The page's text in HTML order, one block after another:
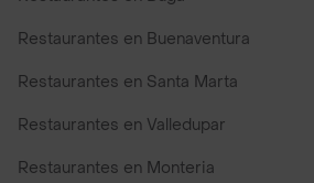
Restaurantes en Buenaventura
Restaurantes en Santa Marta
Restaurantes en Valledupar
Restaurantes en Monteria